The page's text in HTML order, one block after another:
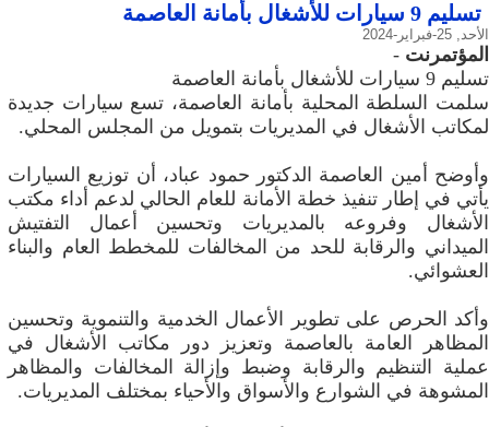
تسليم 9 سيارات للأشغال بأمانة العاصمة
الأحد, 25-فبراير-2024
المؤتمرنت -
تسليم 9 سيارات للأشغال بأمانة العاصمة
سلمت السلطة المحلية بأمانة العاصمة، تسع سيارات جديدة
لمكاتب الأشغال في المديريات بتمويل من المجلس المحلي.
وأوضح أمين العاصمة الدكتور حمود عباد، أن توزيع السيارات
يأتي في إطار تنفيذ خطة الأمانة للعام الحالي لدعم أداء مكتب
الأشغال وفروعه بالمديريات وتحسين أعمال التفتيش
الميداني والرقابة للحد من المخالفات للمخطط العام والبناء
العشوائي.
وأكد الحرص على تطوير الأعمال الخدمية والتنموية وتحسين
المظاهر العامة بالعاصمة وتعزيز دور مكاتب الأشغال في
عملية التنظيم والرقابة وضبط وإزالة المخالفات والمظاهر
المشوهة في الشوارع والأسواق والأحياء بمختلف المديريات.